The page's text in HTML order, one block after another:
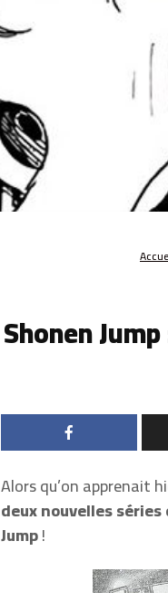
Shonen
Alors qu’on apprenait
deux nouvelles
Jump!